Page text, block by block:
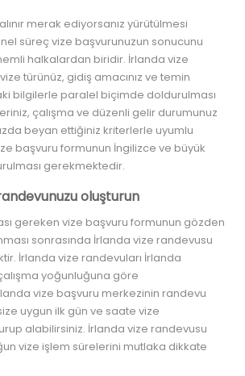
merak ediyorsanız yürütülmesi
süreç vize başvurunuzun sonucunu
halkalardan biridir. İrlanda vize
türünüz, gidiş amacınız ve temin
bilgilerle paralel biçimde doldurulması
çalışma ve düzenli gelir durumunuz
beyan ettiğiniz kriterlerle uyumlu
başvuru formunun İngilizce ve büyük
gerekmektedir.
oluşturun
gereken vize başvuru formunun gözden
sonrasında İrlanda vize randevusu
İrlanda vize randevuları İrlanda
yoğunluğuna göre
vize başvuru merkezinin randevu
uygun ilk gün ve saate vize
alabilirsiniz. İrlanda vize randevusu
vize işlem sürelerini mutlaka dikkate